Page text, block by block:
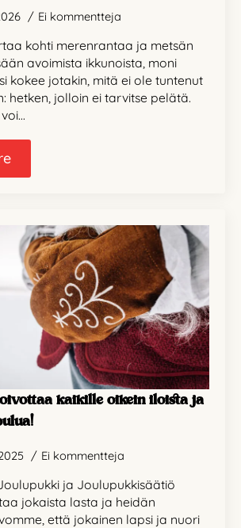
Ei kommentteja
kohti merenrantaa ja metsän
avoimista ikkunoista, moni
kokee jotakin, mitä ei ole tuntenut
hetken, jolloin ei tarvitse pelätä.
kaikille oikein iloista ja
Ei kommentteja
ja Joulupukkisäätiö
jokaista lasta ja heidän
että jokainen lapsi ja nuori